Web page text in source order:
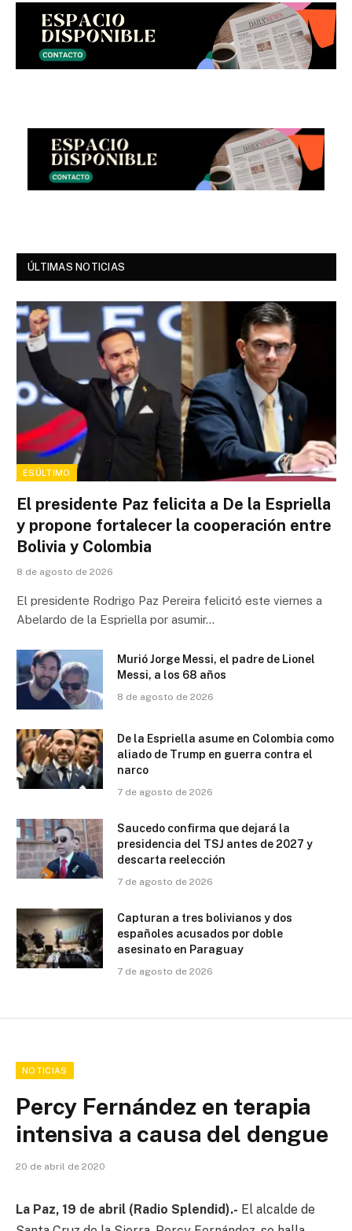
ÚLTIMAS NOTICIAS
ESÚLTIMO
El presidente Paz felicita a De la Espriella
y propone fortalecer la cooperación entre
Bolivia y Colombia
8 de agosto de 2026
El presidente Rodrigo Paz Pereira felicitó este viernes a
Abelardo de la Espriella por asumir…
Murió Jorge Messi, el padre de Lionel
Messi, a los 68 años
8 de agosto de 2026
De la Espriella asume en Colombia como
aliado de Trump en guerra contra el
narco
7 de agosto de 2026
Saucedo confirma que dejará la
presidencia del TSJ antes de 2027 y
descarta reelección
7 de agosto de 2026
Capturan a tres bolivianos y dos
españoles acusados por doble
asesinato en Paraguay
7 de agosto de 2026
NOTICIAS
Percy Fernández en terapia
intensiva a causa del dengue
20 de abril de 2020
La Paz, 19 de abril (Radio Splendid).- El alcalde de